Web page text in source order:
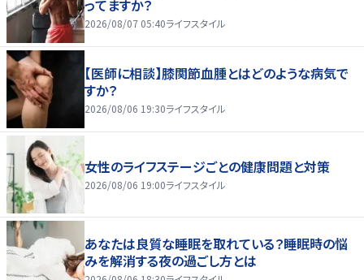
ってますか？
2026/08/07 05:40ライフスタイル
【医師に相談】膝関節血腫とはどのような病気で
すか？
2026/08/06 19:30ライフスタイル
女性のライフステージごとの健康問題と対策
2026/08/06 19:00ライフスタイル
あなたは良質な睡眠を取れている？睡眠時の悩
みを解消する夜の過ごし方とは